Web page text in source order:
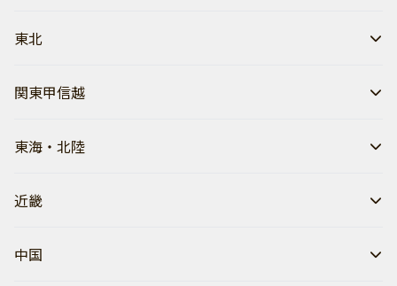
東北
関東甲信越
東海・北陸
近畿
中国